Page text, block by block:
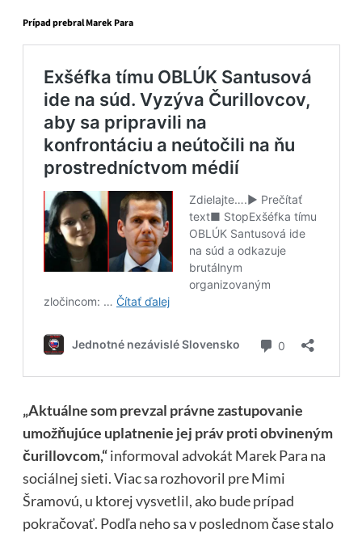
Prípad prebral Marek Para
„Aktuálne som prevzal právne zastupovanie
umožňujúce uplatnenie jej práv proti obvineným
čurillovcom,“informoval advokát Marek Para na
sociálnej sieti. Viac sa rozhovoril pre Mimi
Šramovú, u ktorej vysvetlil, ako bude prípad
pokračovať. Podľa neho sa v poslednom čase stalo